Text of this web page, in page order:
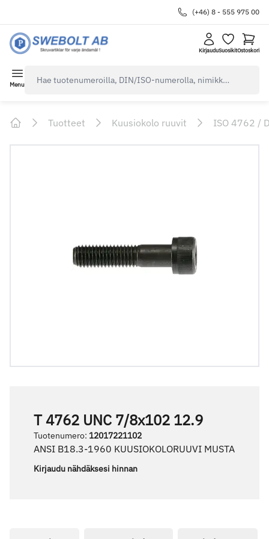
(+46) 8 - 555 975 00
KirjauduSuosikitOstoskori
Menu
Tuotteet Kuusiokolo ruuvit ISO 4762 /
T 4762 UNC 7/8x102 12.9
Tuotenumero: 12017221102
ANSI B18.3-1960 KUUSIOKOLORUUVI MUSTA
Kirjaudu nähdäksesi hinnan